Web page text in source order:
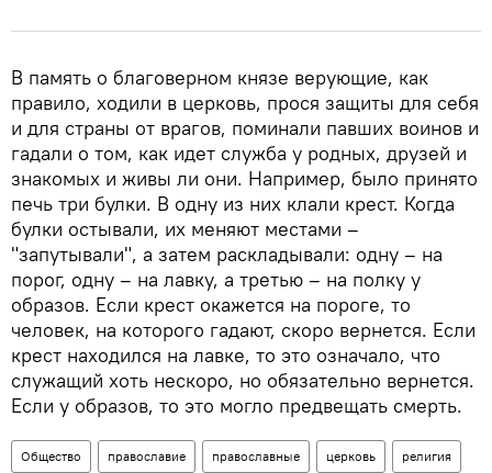
В память о благоверном князе верующие, как
правило, ходили в церковь, прося защиты для себя
и для страны от врагов, поминали павших воинов и
гадали о том, как идет служба у родных, друзей и
знакомых и живы ли они. Например, было принято
печь три булки. В одну из них клали крест. Когда
булки остывали, их меняют местами –
"запутывали", а затем раскладывали: одну – на
порог, одну – на лавку, а третью – на полку у
образов. Если крест окажется на пороге, то
человек, на которого гадают, скоро вернется. Если
крест находился на лавке, то это означало, что
служащий хоть нескоро, но обязательно вернется.
Если у образов, то это могло предвещать смерть.
Общество православие православные церковь религия